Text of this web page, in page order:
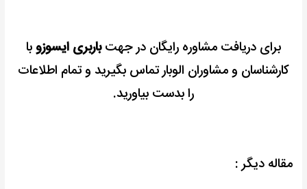
برای دریافت مشاوره رایگان در جهتباربری ایسوزوبا
کارشناسان و مشاوران الوبار تماس بگیرید و تمام اطلاعات
را بدست بیاورید.
مقاله دیگر :